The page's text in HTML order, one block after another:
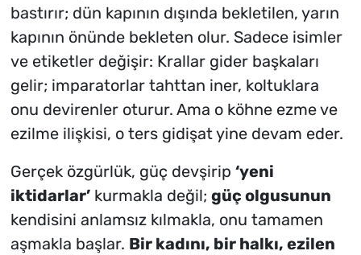
bastırır; dün kapının dışında bekletilen, yarın
kapının önünde bekleten olur. Sadece isimler
ve etiketler değişir: Krallar gider başkaları
gelir; imparatorlar tahttan iner, koltuklara
onu devirenler oturur. Ama o köhne ezme ve
ezilme ilişkisi, o ters gidişat yine devam eder.
Gerçek özgürlük, güç devşirip ‘yeni
iktidarlar’kurmakla değil; güç olgusunun
kendisini anlamsız kılmakla, onu tamamen
aşmakla başlar. Bir kadını, bir halkı, ezilen